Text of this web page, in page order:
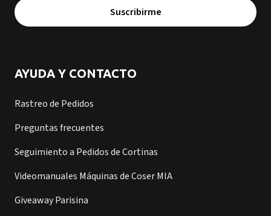
Suscribirme
AYUDA Y CONTACTO
Rastreo de Pedidos
Preguntas frecuentes
Seguimiento a Pedidos de Cortinas
Videomanuales Máquinas de Coser MIA
Giveaway Parisina